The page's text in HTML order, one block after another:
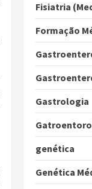
Fisiatria
Formação
Gastrologia
genética
Genética